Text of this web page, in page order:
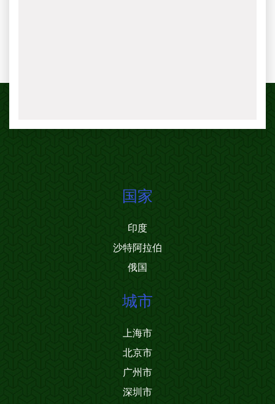
国家
印度
沙特阿拉伯
俄国
城市
上海市
北京市
广州市
深圳市